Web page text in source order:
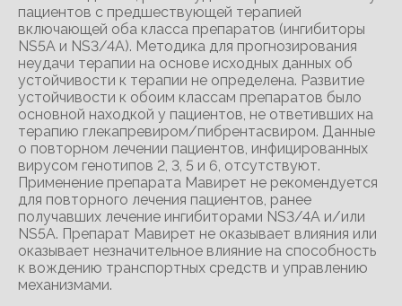
пациентов с предшествующей терапией
включающей оба класса препаратов (ингибиторы
NS5A и NS3/4A). Методика для прогнозирования
неудачи терапии на основе исходных данных об
устойчивости к терапии не определена. Развитие
устойчивости к обоим классам препаратов было
основной находкой у пациентов, не ответивших на
терапию глекапревиром/пибрентасвиром. Данные
о повторном лечении пациентов, инфицированных
вирусом генотипов 2, 3, 5 и 6, отсутствуют.
Применение препарата Мавирет не рекомендуется
для повторного лечения пациентов, ранее
получавших лечение ингибиторами NS3/4A и/или
NS5A. Препарат Мавирет не оказывает влияния или
оказывает незначительное влияние на способность
к вождению транспортных средств и управлению
механизмами.